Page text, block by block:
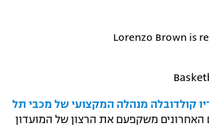
Lorenzo Brown is
קולדובלה מנהלה המקצועי של מכבי תל
משקפעם את הרצון של המועדון